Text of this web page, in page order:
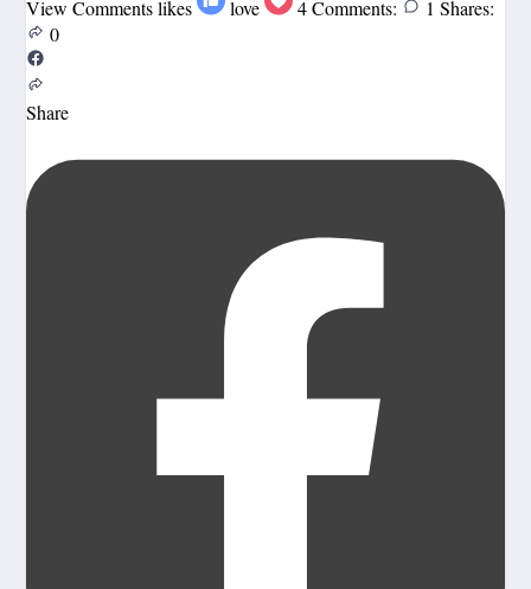
View Comments likes love 4 Comments: 1 Shares:
0
Share